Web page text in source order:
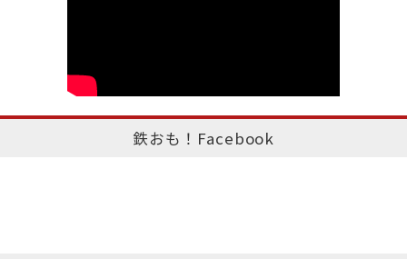
鉄おも！Facebook